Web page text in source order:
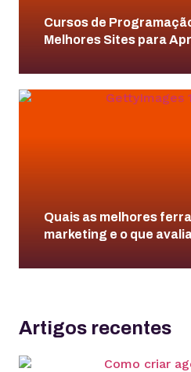
Cursos de
Melhores Sites para
Quais as melhores
marketing e o que
Artigos recentes